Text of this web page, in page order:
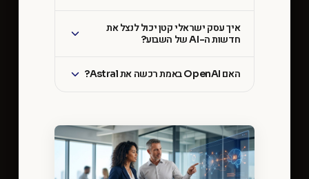
איך עסק ישראלי קטן יכול לנצל את
חדשות ה-AI של השבוע?
האם OpenAI באמת רכשה את Astral?